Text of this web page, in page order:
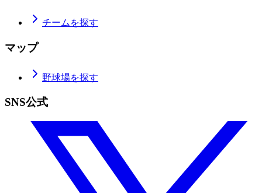
チームを探す
マップ
野球場を探す
SNS公式